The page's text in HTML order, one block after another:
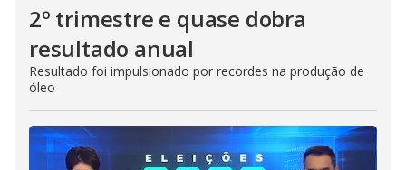
2º trimestre e quase dobra
resultado anual
Resultado foi impulsionado por recordes na produção de
óleo